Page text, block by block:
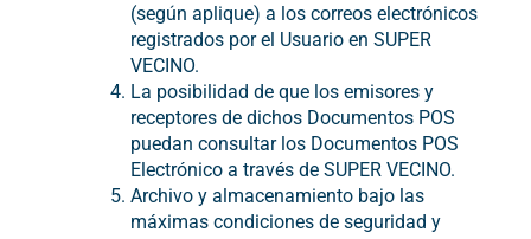
(según aplique) a los correos electrónicos
registrados por el Usuario en SUPER
VECINO.
La posibilidad de que los emisores y
receptores de dichos Documentos POS
puedan consultar los Documentos POS
Electrónico a través de SUPER VECINO.
Archivo y almacenamiento bajo las
máximas condiciones de seguridad y